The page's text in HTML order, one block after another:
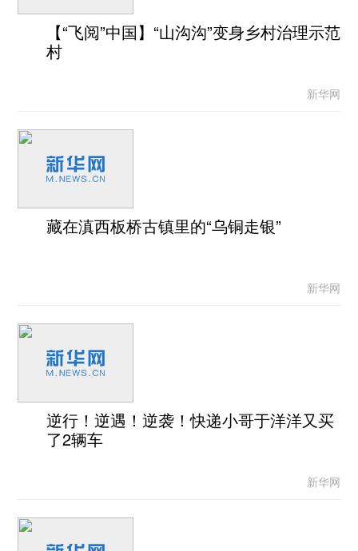
【“飞阅”中国】“山沟沟”变身乡村治理示范
村
新华网
藏在滇西板桥古镇里的“乌铜走银”
新华网
逆行！逆遇！逆袭！快递小哥于洋洋又买
了2辆车
新华网